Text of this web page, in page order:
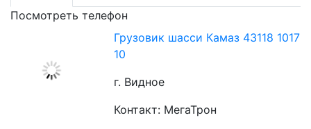
Посмотреть телефон
Грузовик шасси Камаз 43118 1017
10
г. Видное
Контакт: МегаТрон